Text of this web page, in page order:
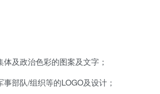
及政治色彩的图案及文字；
部队/组织等的LOGO及设计；